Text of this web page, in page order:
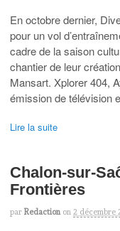
En octobre dernier,
pour un vol
cadre de la saison
chantier de leur
Mansart. Xplorer 404,
émission de télévision
Lire la suite
Chalon-sur-
Frontières
par Redaction on 2 décembre